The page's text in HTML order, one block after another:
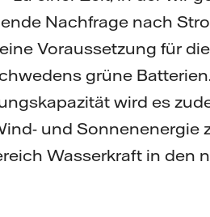
Nachfrage nach
Voraussetzung für
grüne
wird es
und Sonnenenergie
Wasserkraft in den